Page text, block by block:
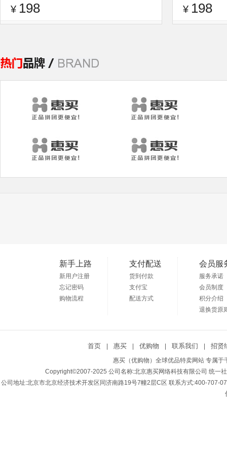
¥ 198 ¥ 198
新手上路
新用户注册
忘记密码
购物流程
支付配送
货到付款
支付宝
配送方式
会员服
服务承诺
会员制度
积分介绍
退换货原
首页 惠买 优购物 联系我们 招贤
惠买（优购物）全球优品特卖网站 专属
Copyright©2007-2025 公司名称:北京惠买网络科技有限公司 统一
公司地址:北京市北京经济技术开发区同济南路19号7幢2层C区 联系方式:400-707-